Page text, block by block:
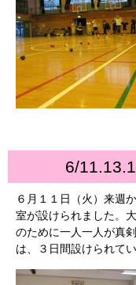
6/
６月１１日（火）来週
室が設けられました。
のために一人一人が真
は、３日間設けられてい